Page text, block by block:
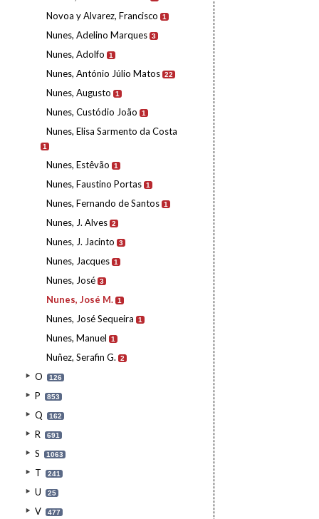
Novoa y Alvarez, Francisco 1
Nunes, Adelino Marques 3
Nunes, Adolfo 1
Nunes, António Júlio Matos 22
Nunes, Augusto 1
Nunes, Custódio João 1
Nunes, Elisa Sarmento da Costa
1
Nunes, Estêvão 1
Nunes, Faustino Portas 1
Nunes, Fernando de Santos 1
Nunes, J. Alves 2
Nunes, J. Jacinto 3
Nunes, Jacques 1
Nunes, José 3
Nunes, José M. 1
Nunes, José Sequeira 1
Nunes, Manuel 1
Nuñez, Serafin G. 2
O 126
P 853
Q 162
R 691
S 1063
T 241
U 25
V 477